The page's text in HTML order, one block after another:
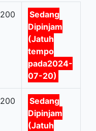
200
Sedang
Dipinjam
(Jatuh
tempo
pada2024-
07-20)
200
Sedang
Dipinjam
(Jatuh